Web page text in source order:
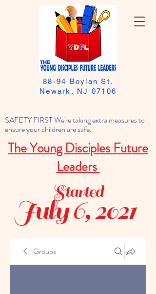
SAFETY FIRST We're taking extra measures to
ensure your children are safe.
The Young Disciples Future
Leaders
88-94 Boylan St.
Newark, NJ 07106
July 6, 2021
Started
Groups